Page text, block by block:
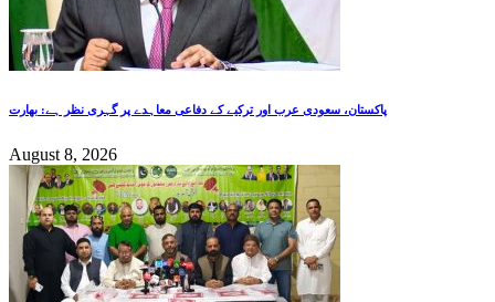
پاکستان، سعودی عرب اور ترکیے کے دفاعی معاہدے پر گہری نظر ہے: بھارت
August 8, 2026